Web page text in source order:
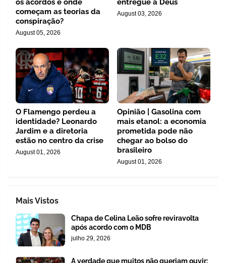
os acordos e onde
começam as teorias da
conspiração?
August 05, 2026
entregue a Deus
August 03, 2026
O Flamengo perdeu a
identidade? Leonardo
Jardim e a diretoria
estão no centro da crise
August 01, 2026
Opinião | Gasolina com
mais etanol: a economia
prometida pode não
chegar ao bolso do
brasileiro
August 01, 2026
Mais Vistos
Chapa de Celina Leão sofre reviravolta
após acordo com o MDB
julho 29, 2026
A verdade que muitos não queriam ouvir: